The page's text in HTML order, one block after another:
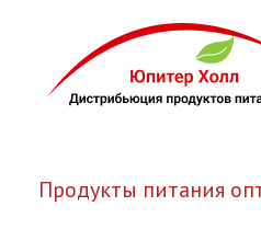
Продукты питания